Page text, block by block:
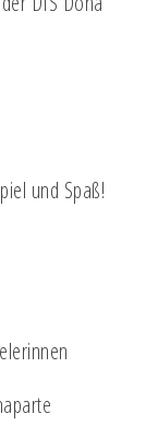
und Spaß!